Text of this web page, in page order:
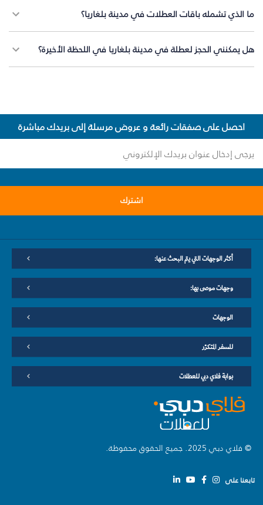
ما الذي تشمله باقات العطلات في مدينة بلغاريا؟
هل يمكنني الحجز لعطلة في مدينة بلغاريا في اللحظة الأخيرة؟
احصل على صفقات رائعة و عروض مرسلة إلى بريدك مباشرة
اشترك
أكثر الوجهات التي يتم البحث عنها:
وجهات موصى بها:
الوجهات
للسفر المتكرّر
بوابة فلاي دبي للعطلات
© فلاي دبي 2025. جميع الحقوق محفوظة.
تابعنا على